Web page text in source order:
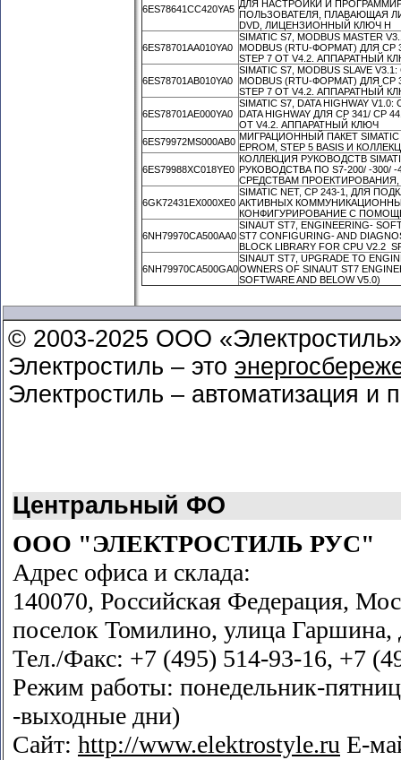
6ES78641CC420YA5 ДЛЯ НАСТРОЙКИ И
ПОЛЬЗОВАТЕЛЯ, ПЛАВАЮЩАЯ
DVD, ЛИЦЕНЗИОННЫЙ КЛЮЧ Н
6ES78701AA010YA0
SIMATIC S7, MODBUS
MODBUS (RTU-ФОРМАТ) ДЛЯ
STEP 7 ОТ V4.2. АППАРАТНЫЙ
6ES78701AB010YA0
SIMATIC S7, MODBUS SLAVE
MODBUS (RTU-ФОРМАТ) ДЛЯ
STEP 7 ОТ V4.2. АППАРАТНЫЙ
6ES78701AE000YA0
SIMATIC S7, DATA HIGHWAY
DATA HIGHWAY ДЛЯ CP 341/
ОТ V4.2. АППАРАТНЫЙ КЛЮЧ
6ES79972MS000AB0 МИГРАЦИОННЫЙ ПАКЕТ
EPROM, STEP 5 BASIS И
6ES79988XC018YE0
КОЛЛЕКЦИЯ РУКОВОДСТВ
РУКОВОДСТВА ПО S7-200/ -300/ -
СРЕДСТВАМ ПРОЕКТИРОВАНИЯ,
6GK72431EX000XE0
SIMATIC NET, CP 243-1, ДЛЯ
АКТИВНЫХ
КОНФИГУРИРОВАНИЕ С
6NH79970CA500AA0
SINAUT ST7, ENGINEERING-
ST7 CONFIGURING- AND
BLOCK LIBRARY FOR CPU V2.2
6NH79970CA500GA0
SINAUT ST7, UPGRADE TO
OWNERS OF SINAUT ST7
SOFTWARE AND BELOW V5.0)
© 2003-2025 ООО «Электростиль»
Электростиль – это
Электростиль – автоматизация и
Центральный ФО
ООО "ЭЛЕКТРОСТИЛЬ РУС"
Адрес офиса и склада:
140070, Российская Федерация,
поселок Томилино, улица Гаршина,
Тел./Факс: +7 (495) 514-93-16, +7
Режим работы: понедельник-
-выходные дни)
Сайт: http://www.elektrostyle.ru Е-